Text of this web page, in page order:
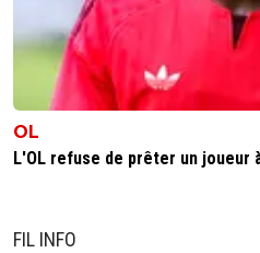
OL
L'OL refuse de prêter un joueur
FIL INFO